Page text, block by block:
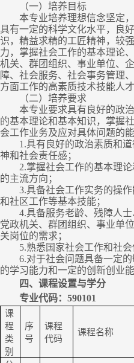
（一）培养目标
本专业培养理想信念坚定
具有一定的科学文化水平，良
识，精益求精的工匠精神，较
力，掌握社会工作的基本理论
机关、群团组织、事业单位、
障、社会服务、社会事务管理
方面工作的高素质技术技能人才
（二） 培养要求
本专业要求具有良好的政
的基本理论和基本知识，掌握
会工作业务及应对具体问题的
1.具有良好的政治素质和
神和社会责任感；
2.掌握社会工作的基本理
的主流方向；
3.具备社会工作实务的操
和社区工作等基本技能；
4.具备服务老龄、残障人
党政机关、群团组织、事业单
关岗位的需求；
5.熟悉国家社会工作和社
6.对于社会问题具备一定
的学习能力和一定的创新创业能
四、课程设置与学分
专业代码： 590101
课
程
类
别
序
号
课程
代码
课程名称